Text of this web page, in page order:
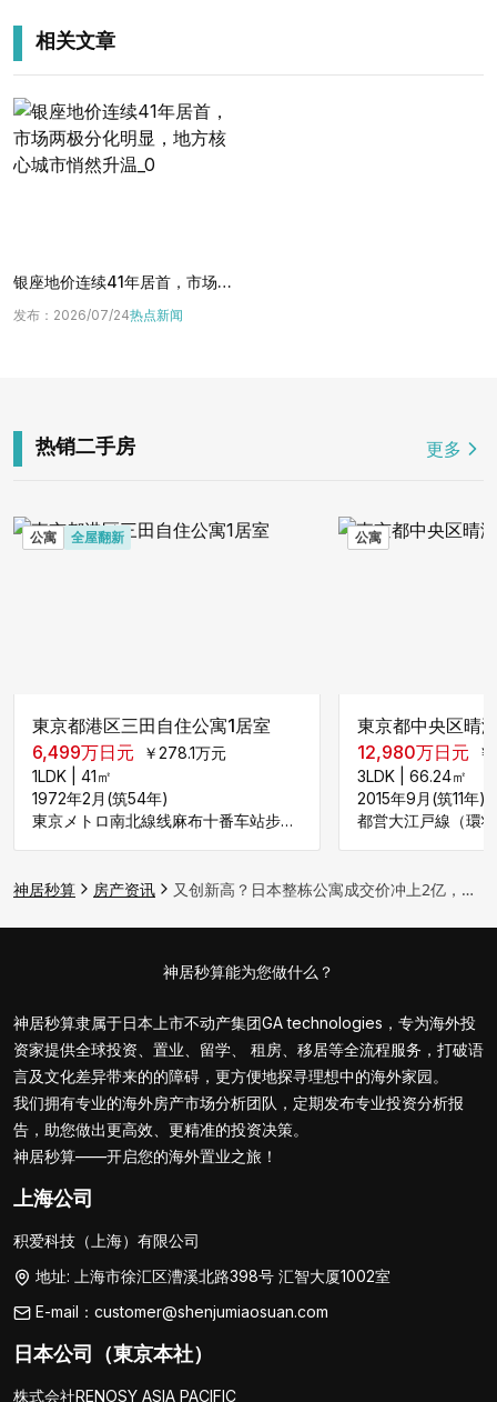
相关文章
银座地价连续41年居首，市场两极分化明显，地方核心城市悄然升温
发布 ： 2026/07/24热点新闻
热销二手房 更多
公寓 全屋翻新
東京都港区三田自住公寓1居室
6,499万日元 ￥278.1万元
1LDK
41㎡
1972年2月(筑54年)
東京メトロ南北線线麻布十番车站步行212米
公寓
東京都中央区晴
12,980万日元 ￥
3LDK |66.24㎡
2015年9月(筑11年)
神居秒算 房产资讯 又创新高？日本整栋公寓成交价冲上2亿，结构性行情显现
神居秒算能为您做什么？
神居秒算隶属于日本上市不动产集团GA technologies，专为海外投
资家提供全球投资、置业、留学、 租房、移居等全流程服务，打破语
言及文化差异带来的的障碍，更方便地探寻理想中的海外家园。
我们拥有专业的海外房产市场分析团队，定期发布专业投资分析报
告，助您做出更高效、更精准的投资决策。
神居秒算——开启您的海外置业之旅！
上海公司
积爱科技（上海）有限公司
地址: 上海市徐汇区漕溪北路398号 汇智大厦1002室
E-mail：customer@shenjumiaosuan.com
日本公司（東京本社）
株式会社RENOSY ASIA PACIFIC